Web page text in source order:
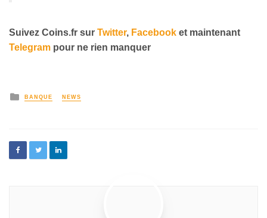
Suivez Coins.fr sur Twitter, Facebook et maintenant
Telegram pour ne rien manquer
BANQUE NEWS